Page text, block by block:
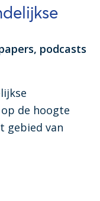
podcasts
de hoogte
gebied van